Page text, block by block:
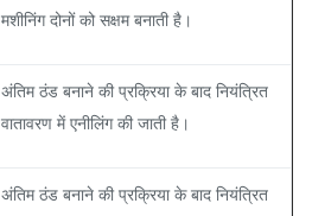
मशीनिंग दोनों को सक्षम बनाती है।
अंतिम ठंड बनाने की प्रक्रिया के बाद नियंत्रित
वातावरण में एनीलिंग की जाती है।
अंतिम ठंड बनाने की प्रक्रिया के बाद नियंत्रित